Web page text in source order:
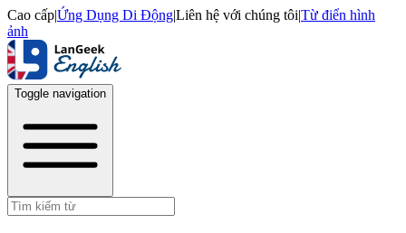
Cao cấp|Ứng Dụng Di Động|Liên hệ với chúng tôi|Từ điển hình
ảnh
Toggle navigation